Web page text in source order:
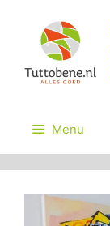
inhoud
Menu